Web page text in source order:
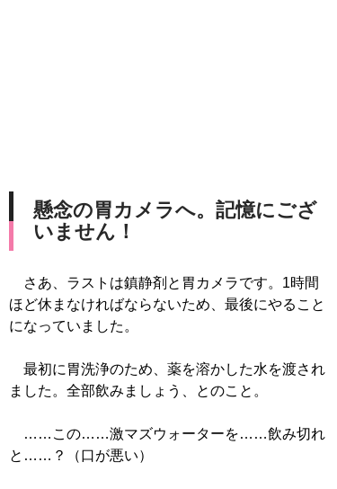
懸念の胃カメラへ。記憶にござ
いません！
さあ、ラストは鎮静剤と胃カメラです。1時間
ほど休まなければならないため、最後にやること
になっていました。
最初に胃洗浄のため、薬を溶かした水を渡され
ました。全部飲みましょう、とのこと。
……この……激マズウォーターを……飲み切れ
と……？（口が悪い）